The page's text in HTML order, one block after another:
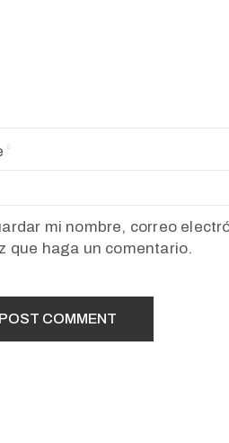
mi nombre, correo
que haga un comentario.